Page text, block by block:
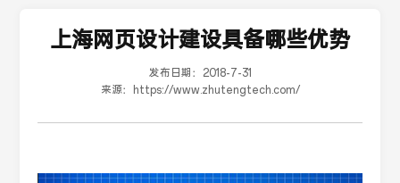
上海网页设计建设具备哪些优势
发布日期：
2018-7-31
来源：
https://www.zhutengtech.com/